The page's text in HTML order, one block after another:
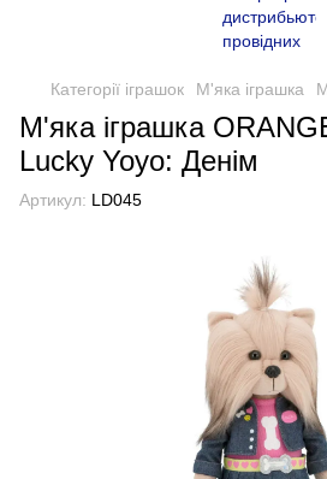
Категорії іграшок М'яка іграшка
М'яка іграшка
Lucky Yoyo: Денім
Артикул: LD045